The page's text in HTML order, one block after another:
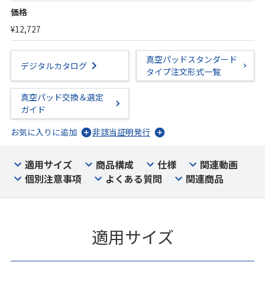
価格
¥12,727
デジタルカタログ
真空パッドスタンダード
タイプ注文形式一覧
真空パッド交換＆選定
ガイド
お気に入りに追加
非該当証明発行
適用サイズ 商品構成 仕様
関連動画
個別注意事項
よくある質問 関連商品
適用サイズ